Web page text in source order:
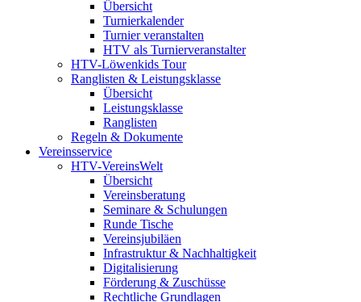
Übersicht
Turnierkalender
Turnier veranstalten
HTV als Turnierveranstalter
HTV-Löwenkids Tour
Ranglisten & Leistungsklasse
Übersicht
Leistungsklasse
Ranglisten
Regeln & Dokumente
Vereinsservice
HTV-VereinsWelt
Übersicht
Vereinsberatung
Seminare & Schulungen
Runde Tische
Vereinsjubiläen
Infrastruktur & Nachhaltigkeit
Digitalisierung
Förderung & Zuschüsse
Rechtliche Grundlagen